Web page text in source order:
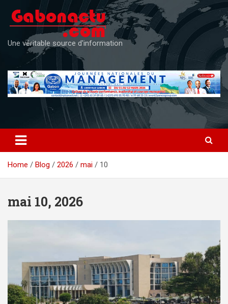
content
Une véritable source d'information
Home Blog 2026 mai 10
mai 10, 2026